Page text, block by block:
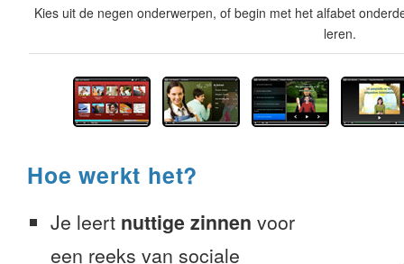
Kies uit de negen onderwerpen, of begin met het alfabet
leren.
Hoe werkt het?
Je leert nuttige zinnen voor
een reeks van sociale